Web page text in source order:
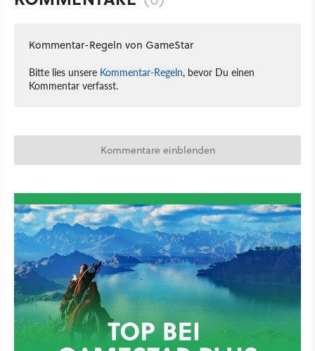
Kommentar-Regeln von GameStar
Bitte lies unsere Kommentar-Regeln, bevor Du einen
Kommentar verfasst.
Kommentare einblenden